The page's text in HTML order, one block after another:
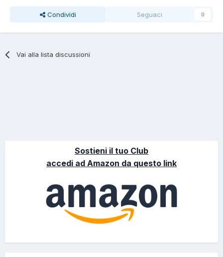
Condividi Seguaci 0
Vai alla lista discussioni
Sostieni il tuo Club
accedi ad Amazon da questo link